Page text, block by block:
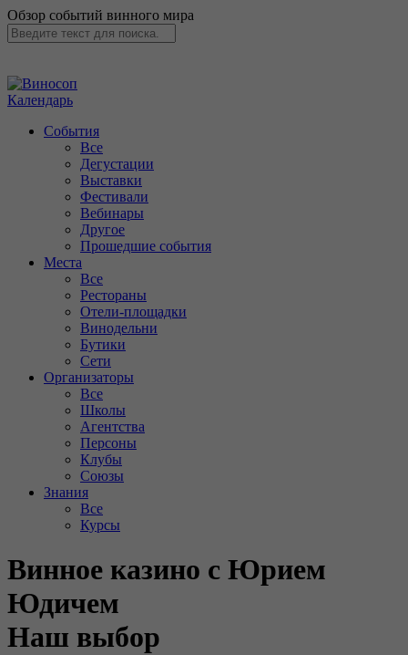
Обзор событий винного мира
Календарь
События
Все
Дегустации
Выставки
Фестивали
Вебинары
Другое
Прошедшие события
Места
Все
Рестораны
Отели-площадки
Винодельни
Бутики
Сети
Организаторы
Все
Школы
Агентства
Персоны
Клубы
Союзы
Знания
Все
Курсы
Винное казино с Юрием
Юдичем
Наш выбор